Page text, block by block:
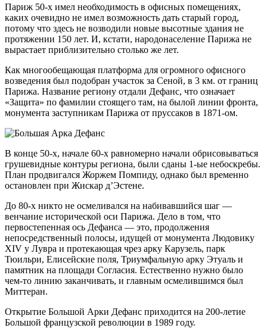
Париж 50-х имел необходимость в офисных помещениях,
каких очевидно не имел возможность дать старый город,
потому что здесь не возводили новые высотные здания не
протяжении 150 лет. И, кстати, народонаселение Парижа не
вырастает приблизительно столько же лет.
Как многообещающая платформа для огромного офисного
возведения был подобран участок за Сеной, в 3 км. от границ
Парижа. Название региону отдали Дефанс, что означает
«Защита» по фамилии стоящего там, на былой линии фронта,
монумента заступникам Парижа от пруссаков в 1871-ом.
В конце 50-х, начале 60-х равномерно начали обрисовываться
грушевидные контуры региона, были сданы 1-ые небоскребы.
План продвигался Жоржем Помпиду, однако был временно
остановлен при Жискар д’Эстене.
До 80-х никто не осмеливался на набивавшийся шаг —
венчание исторической оси Парижа. Дело в том, что
первостепенная ось Дефанса — это, продолжения
непосредственный полосы, идущей от монумента Людовику
XIV у Лувра и протекающая чрез арку Карузель, парк
Тюильри, Елисейские поля, Триумфальную арку Этуаль и
памятник на площади Согласия. Естественно нужно было
чем-то линию заканчивать, и главным осмелившимся был
Миттеран.
Открытие Большой Арки Дефанс приходится на 200-летие
Большой французской революции в 1989 году.